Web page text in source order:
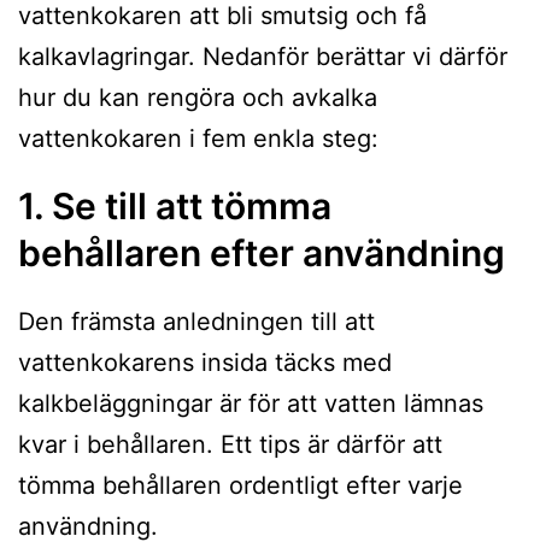
vattenkokaren att bli smutsig och få
kalkavlagringar. Nedanför berättar vi därför
hur du kan rengöra och avkalka
vattenkokaren i fem enkla steg:
1. Se till att tömma
behållaren efter användning
Den främsta anledningen till att
vattenkokarens insida täcks med
kalkbeläggningar är för att vatten lämnas
kvar i behållaren. Ett tips är därför att
tömma behållaren ordentligt efter varje
användning.